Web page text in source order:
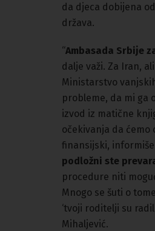
da djeca dobijena
država.
“Ambasada Srbije
dalje važi. Za Iran,
Ministarstvo
probleme, da mi ga
izvod iz matične
očekivanja da
finansijski,
podložni ste
procedure niti
Mnogo se šuti o
‘tvoji roditelji su
Mihaljević.